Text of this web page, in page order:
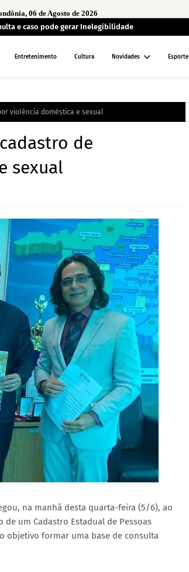
06 de Agosto de 2026
e caso pode gerar Inelegibilidade
Entretenimento Cultura Novidades Esporte
violência doméstica e sexual
de
sexual
na manhã desta quarta-feira (5/6), ao
um Cadastro Estadual de Pessoas
objetivo formar uma base de consulta